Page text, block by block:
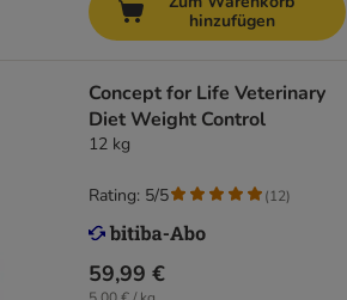
hinzufügen
Concept for Life Veterinary
Diet Weight Control
12 kg
59,99 €
Rating: 5/5 (12)